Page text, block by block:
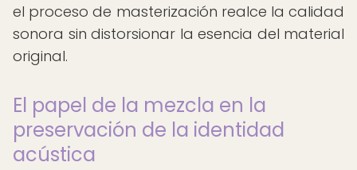
el proceso de masterización realce la calidad
sonora sin distorsionar la esencia del material
original.
El papel de la mezcla en la
preservación de la identidad
acústica